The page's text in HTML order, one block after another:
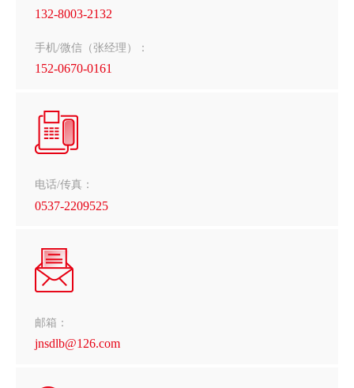
132-8003-2132
手机/微信（张经理）：
152-0670-0161
电话/传真：
0537-2209525
邮箱：
jnsdlb@126.com